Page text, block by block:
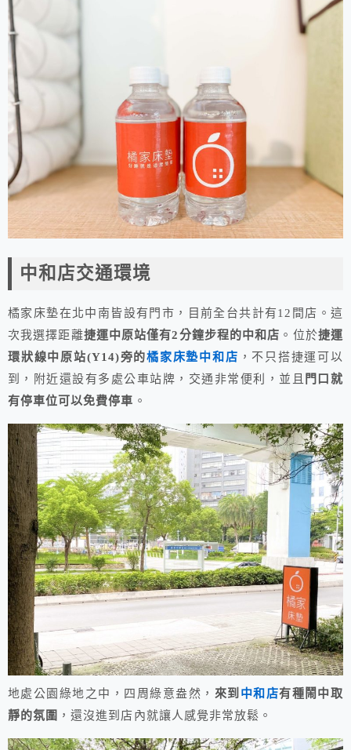
中和店交通環境
橘家床墊在北中南皆設有門市，目前全台共計有12間店。這
次我選擇距離捷運中原站僅有2分鐘步程的中和店 。位於捷運
環狀線中原站(Y14)旁的橘家床墊中和店 ，不只搭捷運可以
到，附近還設有多處公車站牌，交通非常便利，並且 門口就
有停車位可以免費停車 。
地處公園綠地之中，四周綠意盎然， 來到 中和店有種鬧中取
靜的氛圍 ，還沒進到店內就讓人感覺非常放鬆。